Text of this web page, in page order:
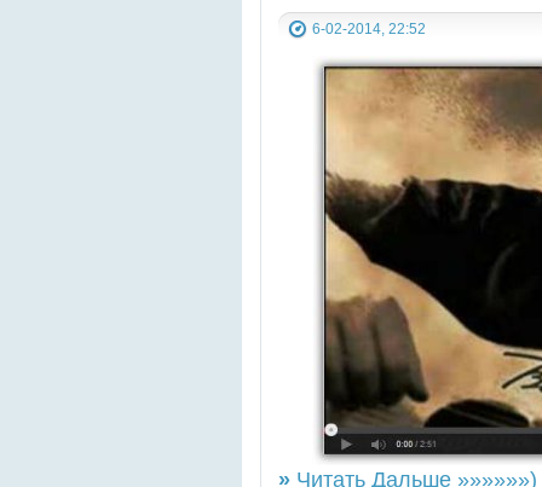
6-02-2014, 22:52
» Читать Дальше »»»»»»)